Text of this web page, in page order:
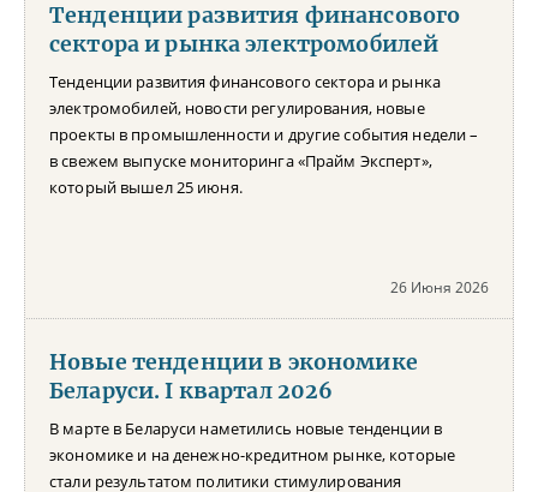
Тенденции развития финансового
сектора и рынка электромобилей
Тенденции развития финансового сектора и рынка
электромобилей, новости регулирования, новые
проекты в промышленности и другие события недели –
в свежем выпуске мониторинга «Прайм Эксперт»,
который вышел 25 июня.
26 Июня 2026
Новые тенденции в экономике
Беларуси. I квартал 2026
В марте в Беларуси наметились новые тенденции в
экономике и на денежно-кредитном рынке, которые
стали результатом политики стимулирования